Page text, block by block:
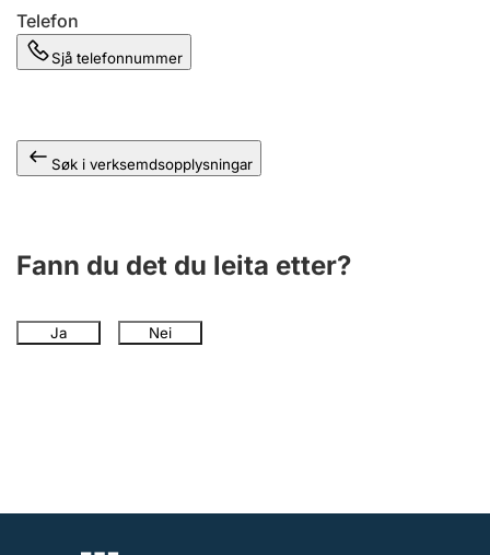
Telefon
Sjå telefonnummer
Søk i verksemdsopplysningar
Fann du det du leita etter?
Ja Nei